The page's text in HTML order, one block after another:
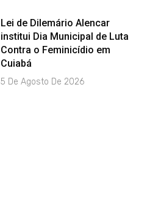
Lei de Dilemário Alencar
institui Dia Municipal de Luta
Contra o Feminicídio em
Cuiabá
5 De Agosto De 2026